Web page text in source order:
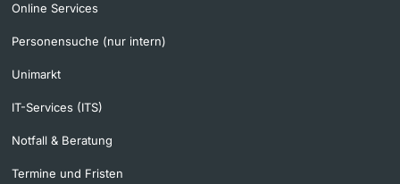
Online Services
Personensuche (nur intern)
Unimarkt
IT-Services (ITS)
Notfall & Beratung
Termine und Fristen